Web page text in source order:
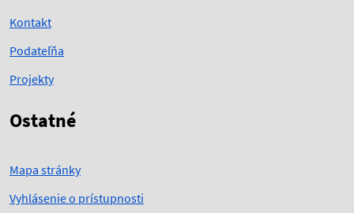
Kontakt
Podateľňa
Projekty
Ostatné
Mapa stránky
Vyhlásenie o prístupnosti